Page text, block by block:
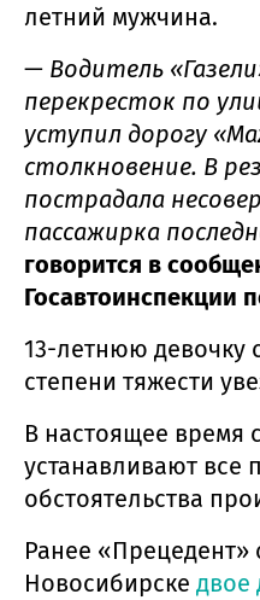
летний мужчина.
— Водитель
перекресток по
уступил дорогу
столкновение. В
пострадала
пассажирка
говорится в
Госавтоинспекции
13-летнюю девочку
степени тяжести
В настоящее время
устанавливают все
обстоятельства
Ранее «Прецедент»
Новосибирске двое